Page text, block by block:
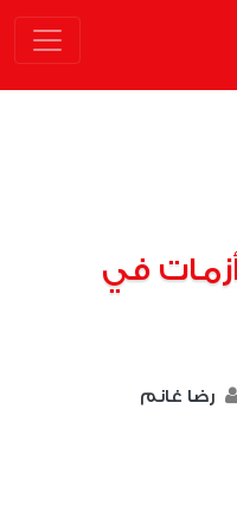
أزمات في
رضا غانم